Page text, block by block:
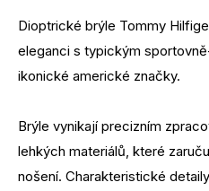
Dioptrické brýle Tommy
eleganci s typickým
ikonické americké značky.
Brýle vynikají precizním
lehkých materiálů, které
nošení. Charakteristické